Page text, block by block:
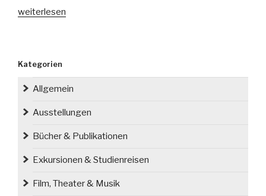
„Im
zum
71.
der
von
Josef
weiterlesen
Kategorien
Allgemein
Ausstellungen
Bücher & Publikationen
Exkursionen & Studienreisen
Film, Theater & Musik